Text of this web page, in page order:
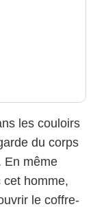
les couloirs
du corps
En même
homme,
le coffre-